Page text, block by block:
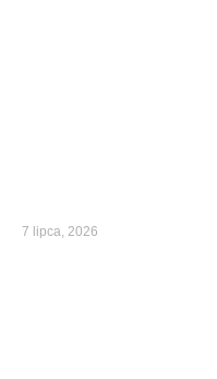
7 lipca, 2026